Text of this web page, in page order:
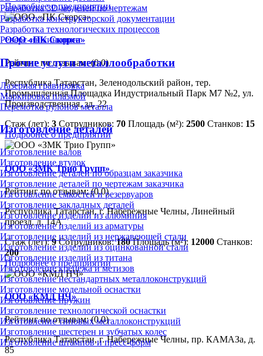
Разработка 3D-моделей по чертежам
Разработка конструкторской документации
Разработка технологических процессов
Реверс-инжиниринг
Прочие услуги металлообработки
Лазерная гравировка
Маркировка плазмой
Перемотка рулонов металла
Изготовление деталей
Изготовление валов
Изготовление втулок
Изготовление деталей по образцам заказчика
Изготовление деталей по чертежам заказчика
Изготовление ёмкостей и резервуаров
Изготовление закладных деталей
Изготовление изделий из алюминия
Изготовление изделий из арматуры
Изготовление изделий из нержавеющей стали
Изготовление изделий из оцинкованной стали
Изготовление изделий из титана
Изготовление крепежа и метизов
Изготовление нестандартных металлоконструкций
Изготовление модельной оснастки
Изготовление пружин
Изготовление технологической оснастки
Изготовление типовых металлоконструкций
Изготовление шестерен и зубчатых колес
Изготовление штампов и пресс-форм
Подробнее о предприятии
ООО «ПК Скорса»
Рейтинг по отзывам:(0.0)
Республика Татарстан, Зеленодольский район, тер.
Промышленная Площадка Индустриальный Парк М7 №2, ул.
Производственная, зд. 22
Стаж (лет): 3 Сотрудников: 70 Площадь (м²): 2500 Станков: 15
Подробнее о предприятии
ООО «ЗМК Трио Групп»
Рейтинг по отзывам:(0.0)
Республика Татарстан, г. Набережные Челны, Линейный
проезд, д. 14А
Стаж (лет):9 Сотрудников:180 Площадь (м²): 12000 Станков:
200
Подробнее о предприятии
ООО «КМД НЧ»
Рейтинг по отзывам:(0.0)
Республика Татарстан, г. Набережные Челны, пр. КАМАЗа, д.
85